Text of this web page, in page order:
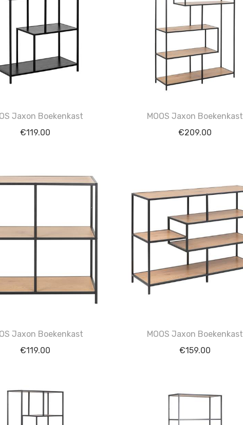
Jaxon Boekenkast
€119.00
MOOS Jaxon Boekenkast
€209.00
Jaxon Boekenkast
€119.00
MOOS Jaxon Boekenkast
€159.00